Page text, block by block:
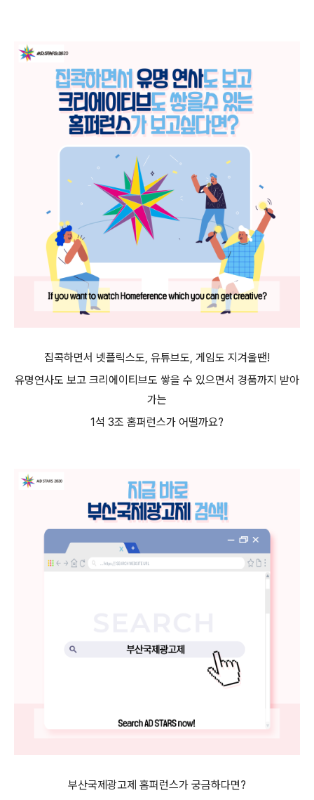
집콕하면서 넷플릭스도, 유튜브도, 게임도 지겨울땐!
유명연사도 보고 크리에이티브도 쌓을 수 있으면서 경품까지 받아
가는
1석 3조 홈퍼런스가 어떨까요?
부산국제광고제 홈퍼런스가 궁금하다면?